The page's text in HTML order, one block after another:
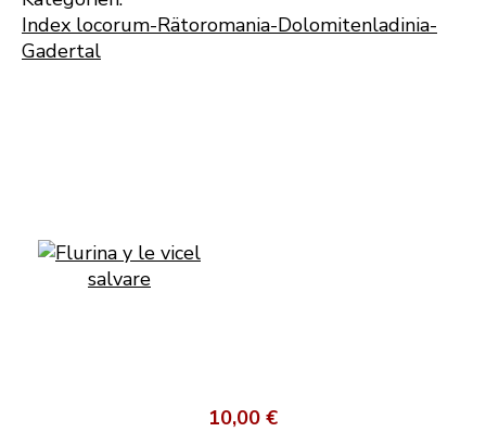
Index locorum-Rätoromania-Dolomitenladinia-
Gadertal
10,00 €